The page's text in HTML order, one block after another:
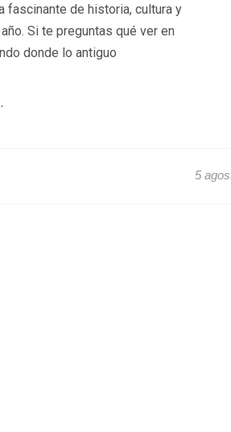
fascinante de historia, cultura y
Si te preguntas qué ver en
donde lo antiguo
5